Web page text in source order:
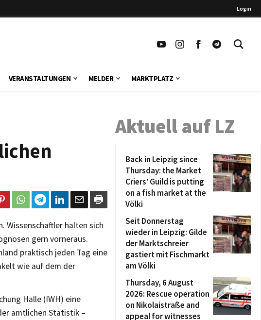
Login
VERANSTALTUNGEN MELDER MARKTPLATZ
Wissenschaftler halten sich
gern vorneraus.
praktisch jeden Tag eine
wie auf dem der
Halle (IWH) eine
amtlichen Statistik –
Aktuell auf LZ
Back in Leipzig since
Thursday: the Market
Criers’ Guild is putting
on a fish market at the
Völki
Seit Donnerstag
wieder in Leipzig: Gilde
der Marktschreier
gastiert mit Fischmarkt
am Völki
Thursday, 6 August
2026: Rescue operation
on Nikolaistraße and
appeal for witnesses